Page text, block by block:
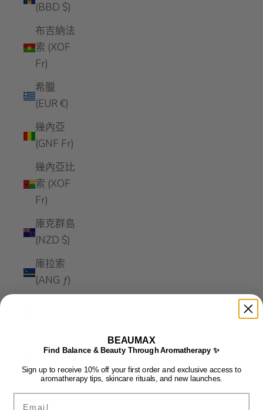
(BBD $)
布吉納法
索 (XOF
Fr)
希臘
(EUR €)
幾內亞
(GNF Fr)
幾內亞比
索 (XOF
Fr)
庫克群島
(NZD $)
庫拉索
(ANG ƒ)
愛沙尼亞
愛爾蘭
BEAUMAX
Find Balance & Beauty Through Aromatherapy ✨
Sign up to receive 10% off your first order and exclusive access to
aromatherapy tips, skincare rituals, and new launches.
Email